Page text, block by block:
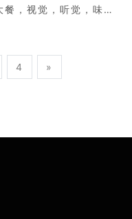
，视觉，听觉，味觉
4 »